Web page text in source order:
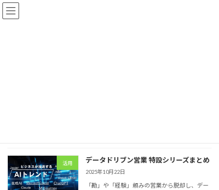
コ
ン
ナ
ビ
活用 データドリブン営業 特設シリーズまとめ
2025年10月22日
「勘」や「経験」頼みの営業から脱却し、デー